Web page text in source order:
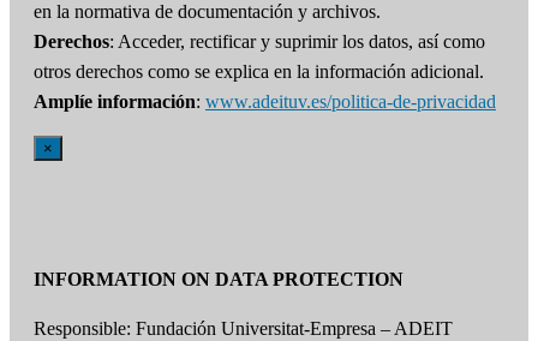
en la normativa de documentación y archivos.
Derechos: Acceder, rectificar y suprimir los datos, así como
otros derechos como se explica en la información adicional.
Amplíe información: www.adeituv.es/politica-de-privacidad
×
INFORMATION ON DATA PROTECTION
Responsible: Fundación Universitat-Empresa – ADEIT